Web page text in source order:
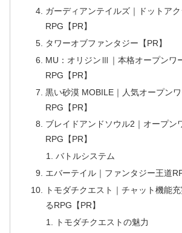
ガーディアンテイルズ｜ドットア
RPG【PR】
タワーオブファンタジー【PR】
MU：オリジンⅢ｜本格オープンワ
RPG【PR】
黒い砂漠 MOBILE｜人気オープン
RPG【PR】
ブレイドアンドソウル2｜オープン
RPG【PR】
バトルシステム
エバーテイル｜ファンタジー王道
トモダチクエスト｜チャット機能
るRPG【PR】
トモダチクエストの魅力